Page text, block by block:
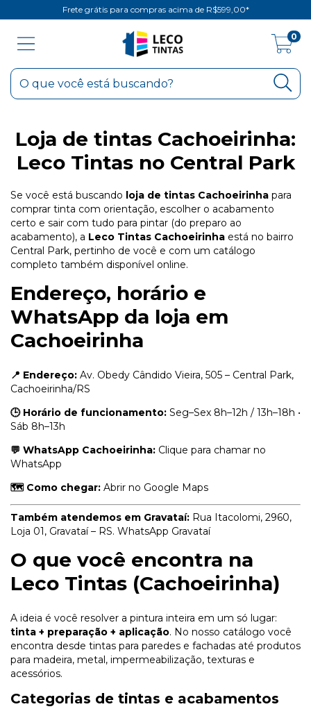
Frete grátis para compras acima de R$599,00*
0
Loja de tintas Cachoeirinha:
Leco Tintas no Central Park
Se você está buscando loja de tintas Cachoeirinha para
comprar tinta com orientação, escolher o acabamento
certo e sair com tudo para pintar (do preparo ao
acabamento), a Leco Tintas Cachoeirinha está no bairro
Central Park, pertinho de você e com um catálogo
completo também disponível online.
Endereço, horário e
WhatsApp da loja em
Cachoeirinha
📍 Endereço: Av. Obedy Cândido Vieira, 505 – Central Park,
Cachoeirinha/RS
🕒 Horário de funcionamento: Seg–Sex 8h–12h / 13h–18h •
Sáb 8h–13h
💬 WhatsApp Cachoeirinha: Clique para chamar no
WhatsApp
🗺️ Como chegar: Abrir no Google Maps
Também atendemos em Gravataí: Rua Itacolomi, 2960,
Loja 01, Gravataí – RS. WhatsApp Gravataí
O que você encontra na
Leco Tintas (Cachoeirinha)
A ideia é você resolver a pintura inteira em um só lugar:
tinta + preparação + aplicação. No nosso catálogo você
encontra desde tintas para paredes e fachadas até produtos
para madeira, metal, impermeabilização, texturas e
acessórios.
Categorias de tintas e acabamentos